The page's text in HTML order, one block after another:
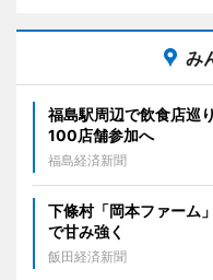
み
福島駅周辺で飲食店巡
100店舗参加へ
福島経済新聞
下條村「岡本ファーム
で甘み強く
飯田経済新聞